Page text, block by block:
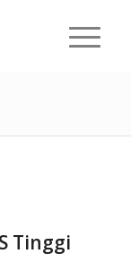
Tinggi